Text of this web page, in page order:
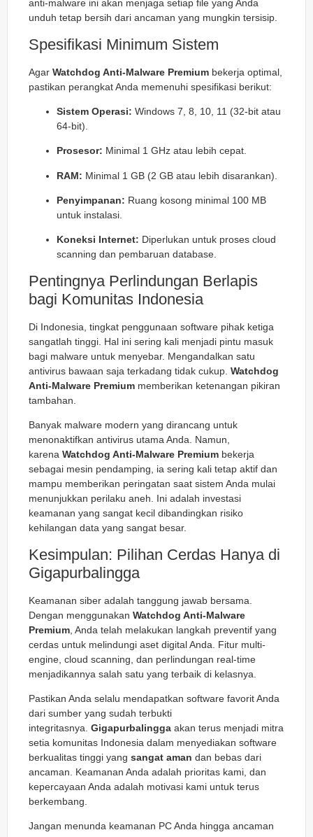
anti-malware ini akan menjaga setiap file yang Anda
unduh tetap bersih dari ancaman yang mungkin tersisip.
Spesifikasi Minimum Sistem
Agar Watchdog Anti-Malware Premium bekerja optimal,
pastikan perangkat Anda memenuhi spesifikasi berikut:
Sistem Operasi: Windows 7, 8, 10, 11 (32-bit atau
64-bit).
Prosesor: Minimal 1 GHz atau lebih cepat.
RAM: Minimal 1 GB (2 GB atau lebih disarankan).
Penyimpanan: Ruang kosong minimal 100 MB
untuk instalasi.
Koneksi Internet: Diperlukan untuk proses cloud
scanning dan pembaruan database.
Pentingnya Perlindungan Berlapis
bagi Komunitas Indonesia
Di Indonesia, tingkat penggunaan software pihak ketiga
sangatlah tinggi. Hal ini sering kali menjadi pintu masuk
bagi malware untuk menyebar. Mengandalkan satu
antivirus bawaan saja terkadang tidak cukup. Watchdog
Anti-Malware Premium memberikan ketenangan pikiran
tambahan.
Banyak malware modern yang dirancang untuk
menonaktifkan antivirus utama Anda. Namun,
karena Watchdog Anti-Malware Premium bekerja
sebagai mesin pendamping, ia sering kali tetap aktif dan
mampu memberikan peringatan saat sistem Anda mulai
menunjukkan perilaku aneh. Ini adalah investasi
keamanan yang sangat kecil dibandingkan risiko
kehilangan data yang sangat besar.
Kesimpulan: Pilihan Cerdas Hanya di
Gigapurbalingga
Keamanan siber adalah tanggung jawab bersama.
Dengan menggunakan Watchdog Anti-Malware
Premium , Anda telah melakukan langkah preventif yang
cerdas untuk melindungi aset digital Anda. Fitur multi-
engine, cloud scanning, dan perlindungan real-time
menjadikannya salah satu yang terbaik di kelasnya.
Pastikan Anda selalu mendapatkan software favorit Anda
dari sumber yang sudah terbukti
integritasnya. Gigapurbalingga akan terus menjadi mitra
setia komunitas Indonesia dalam menyediakan software
berkualitas tinggi yang sangat aman dan bebas dari
ancaman. Keamanan Anda adalah prioritas kami, dan
kepercayaan Anda adalah motivasi kami untuk terus
berkembang.
Jangan menunda keamanan PC Anda hingga ancaman